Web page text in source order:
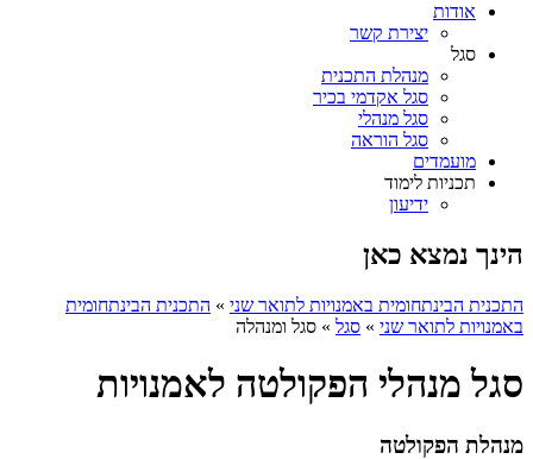
אודות
יצירת קשר
סגל
מנהלת התכנית
סגל אקדמי בכיר
סגל מנהלי
סגל הוראה
מועמדים
תכניות לימוד
ידיעון
הינך נמצא כאן
התכנית הבינתחומית באמנויות לתואר שני » התכנית הבינתחומית
באמנויות לתואר שני » סגל » סגל ומנהלה
סגל מנהלי הפקולטה לאמנויות
מנהלת הפקולטה